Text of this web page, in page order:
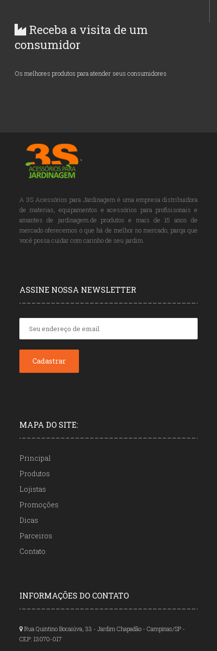
Receba a visita de um
consumidor
Os melhores produtos para atender seus consumidores
A 3S Acessórios para Jardinagem é uma empresa distribuidora
de materias, equipamentos e acessórios para profisisonais e
amantes de jardinagem.de produtos e mais de 15 anos de
mercado oferecemos o que há de melhor no mercado, parqa que
você possa cuidar com carinho de seu jardim.
ASSINE NOSSA NEWSLETTER
MAPA DO SITE:
Principal
Produtos
Lojistas
Promoções
Dicas
Parceiros
Contato
INFORMAÇÕES DO CONTATO
Rua Quintino Bocaiúva, 33 - Jardim Chapadão - Campinas/SP -
CEP: 13070-017